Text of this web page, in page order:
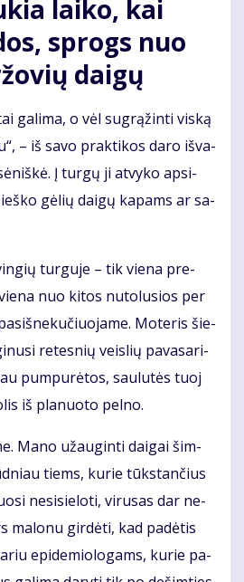
lai­ko, kai
sprogs nuo
dai­gų
ga­li­ma, o vėl su­grą­žin­ti vis­ką
– iš sa­vo prak­ti­kos da­ro iš­va­
Į tur­gų ji at­vy­ko ap­si­
gė­lių dai­gų ka­pams ar sa­
tur­gu­je – tik vie­na pre­
nuo ki­tos nu­to­lu­sios per
Mo­te­ris šie­
re­tes­nių veis­lių pa­va­sa­ri­
pum­pu­rė­tos, sau­lu­tės tuoj
iš pla­nuo­to pel­no.
Ma­no už­au­gin­ti dai­gai šim­
tiems, ku­rie tūks­tan­čius
ne­si­sie­lo­ti, vi­ru­sas dar ne­
ma­lo­nu gir­dė­ti, kad pa­dė­tis
epi­de­mio­lo­gams, ku­rie pa­